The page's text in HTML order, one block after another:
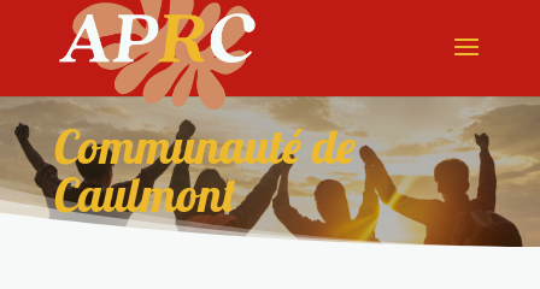
Communauté de
Caulmont